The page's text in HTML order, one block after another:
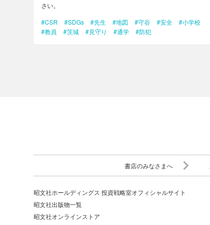
さい。
#CSR
#SDGs #先生 #地図 #守谷 #安全
#小学校
#教員
#茨城 #見守り #通学 #防犯
書店のみなさまへ
昭文社ホールディングス 投資戦略室オフィシャルサイト
昭文社出版物一覧
昭文社オンラインストア